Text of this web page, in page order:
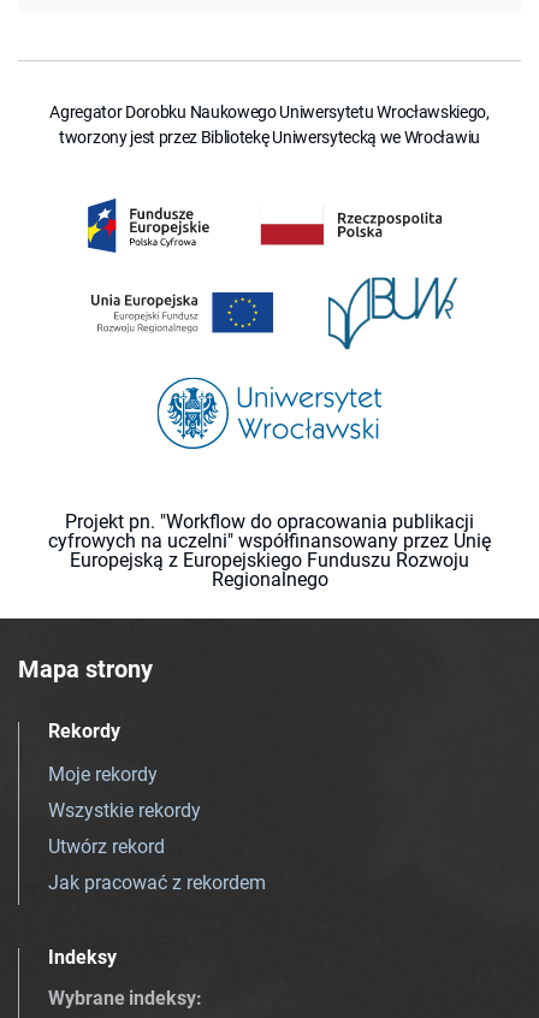
Agregator Dorobku Naukowego Uniwersytetu Wrocławskiego,
tworzony jest przez Bibliotekę Uniwersytecką we Wrocławiu
Projekt pn. "Workflow do opracowania publikacji
cyfrowych na uczelni" współfinansowany przez Unię
Europejską z Europejskiego Funduszu Rozwoju
Regionalnego
Mapa strony
Rekordy
Moje rekordy
Wszystkie rekordy
Utwórz rekord
Jak pracować z rekordem
Indeksy
Wybrane indeksy: